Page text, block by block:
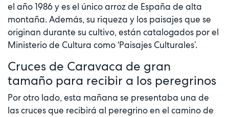
el año 1986 y es el único arroz de España de alta
montaña. Además, su riqueza y los paisajes que se
originan durante su cultivo, están catalogados por el
Ministerio de Cultura como ‘Paisajes Culturales’.
Cruces de Caravaca de gran
tamaño para recibir a los peregrinos
Por otro lado, esta mañana se presentaba una de
las cruces que recibirá al peregrino en el camino de